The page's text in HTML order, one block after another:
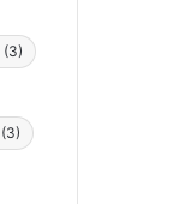
(3)
(3)